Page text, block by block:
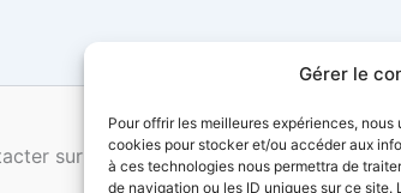
Gérer le
Pour offrir les meilleures expériences,
cookies pour stocker et/ou accéder aux
à ces technologies nous permettra de
de navigation ou les ID uniques sur ce
sur